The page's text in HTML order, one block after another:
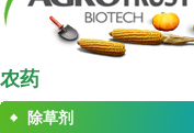
农药
除草剂